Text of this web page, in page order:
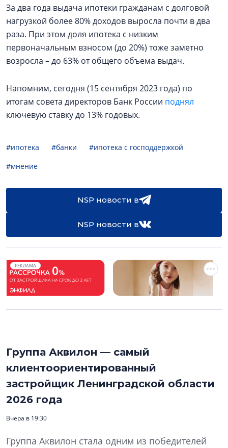
За два года выдача ипотеки гражданам с долговой
нагрузкой более 80% доходов выросла почти в два
раза. При этом доля ипотека с низким
первоначальным взносом (до 20%) тоже заметно
возросла – до 63% от общего объема выдач.
Напомним, сегодня (15 сентября 2023 года) по
итогам совета директоров Банк России поднял
ключевую ставку до 13% годовых.
#ипотека #банки
#ипотека с господдержкой
#мнение
NSP новости в
NSP новости в
РЕКЛАМА
Группа Аквилон — самый
клиентоориентированный
застройщик Ленинградской области
2026 года
Вчера в 19:30
Группа Аквилон стала одним из победителей